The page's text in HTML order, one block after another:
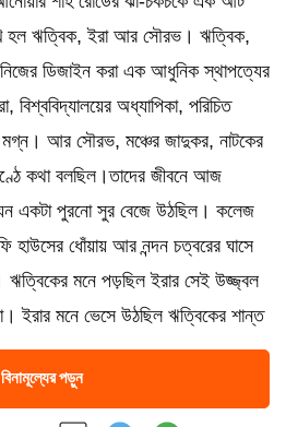
হল ঋত্বিক, ইরা আর সৌরভ। ঋত্বিক,
ডিজাইন করা এক আধুনিক স্থাপত্যের
বিশ্ববিদ্যালয়ের অধ্যাপিকা, পরিচিত
মগ্ন। আর সৌরভ, মঞ্চের জাদুকর, নাটকের
কথা বলছিল।তাদের জীবনে আজ
একটা পুরনো সুর বেজে উঠছিল। কলেজ
হাউসের ধোঁয়ায় আর নন্দন চত্বরের ঘাসে
ঋত্বিকের মনে পড়ছিল ইরার সেই উজ্জ্বল
ইরার মনে ভেসে উঠছিল ঋত্বিকের শান্ত
বিনামূল্যের পড়ুন